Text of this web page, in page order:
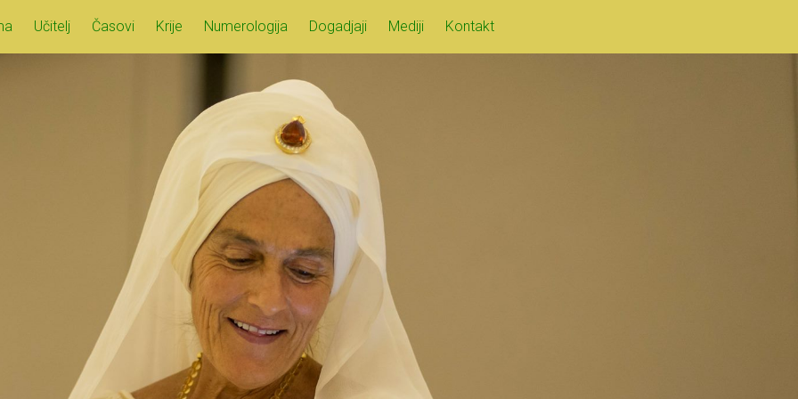
Učitelj Časovi Krije Numerologija Dogadjaji Mediji Kontakt